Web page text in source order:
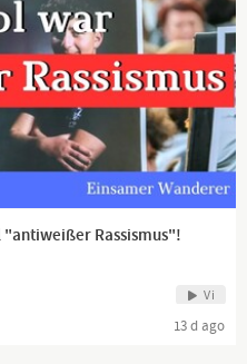
Rassismus"!
Vi
13 d ago